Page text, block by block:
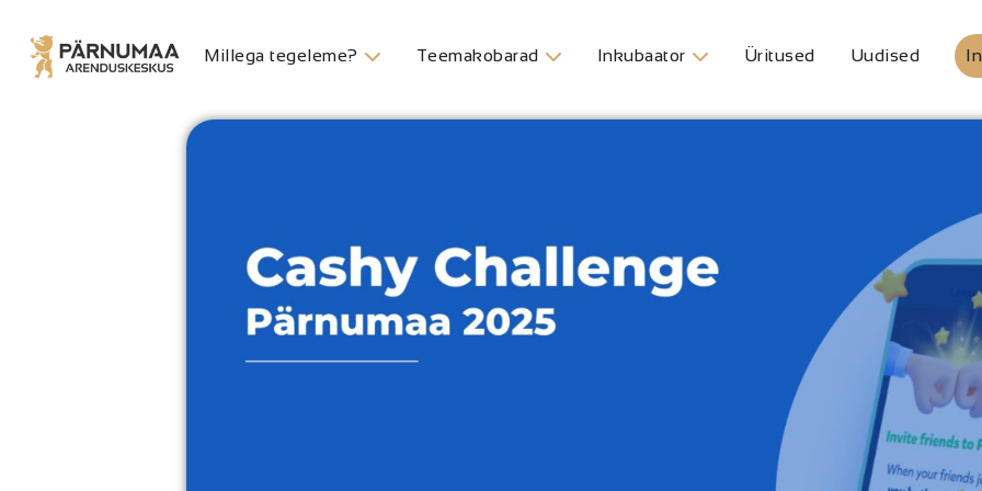
Millega tegeleme? Teemakobarad Inkubaator Üritused Uudised